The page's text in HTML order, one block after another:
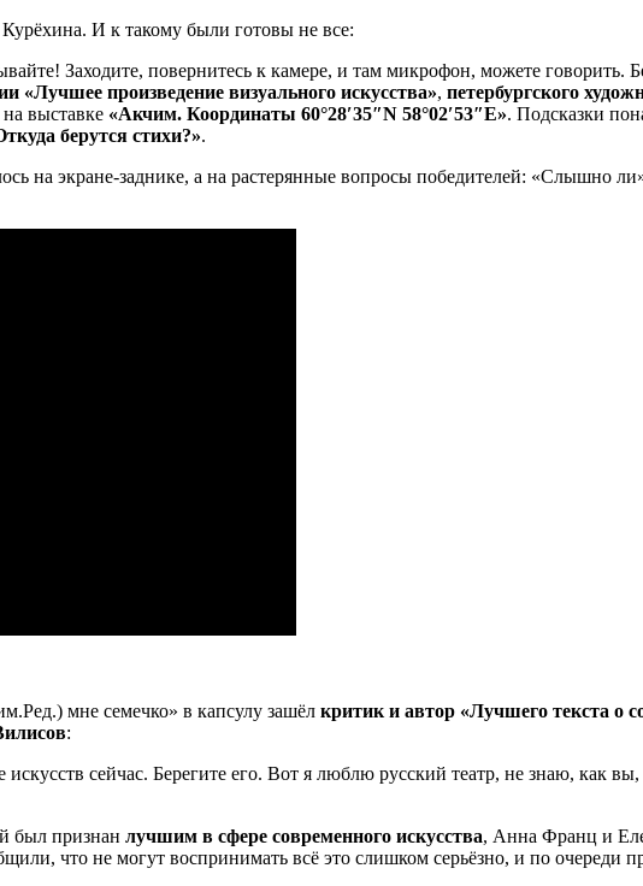
И к такому были готовы не все:
Заходите, повернитесь к камере, и там микрофон, можете
«Лучшее произведение визуального искусства», петербургского
выставке «Акчим. Координаты 60°28′35″N 58°02′53″E». Подсказки
берутся стихи?».
на экране-заднике, а на растерянные вопросы победителей: «Слышно
мне семечко» в капсулу зашёл критик и автор «Лучшего текста о
:
сейчас. Берегите его. Вот я люблю русский театр, не знаю, как
был признан лучшим в сфере современного искусства, Анна Франц и
что не могут воспринимать всё это слишком серьёзно, и по очереди